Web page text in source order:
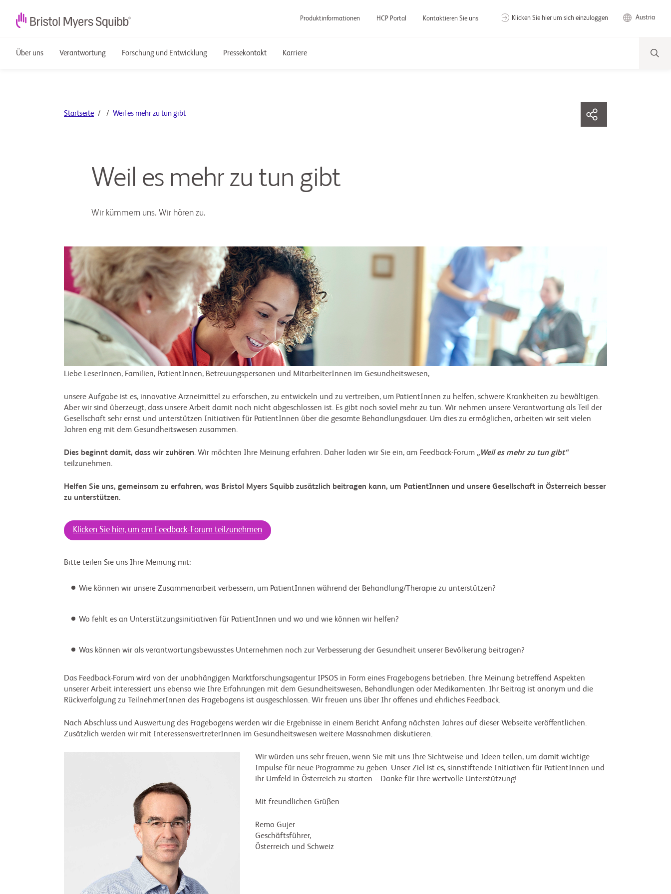
Produktinformationen HCP Portal Kontaktieren Sie uns Klicken Sie hier um sich einzuloggen Austria
Über uns Verantwortung Forschung und Entwicklung Pressekontakt Karriere
Startseite Weil es mehr zu tun gibt
Weil es mehr zu tun gibt
Wir kümmern uns. Wir hören zu.
Liebe LeserInnen, Familien, PatientInnen, Betreuungspersonen und MitarbeiterInnen im Gesundheitswesen,
unsere Aufgabe ist es, innovative Arzneimittel zu erforschen, zu entwickeln und zu vertreiben, um PatientInnen zu helfen, schwere Krankheiten zu bewältigen.
Aber wir sind überzeugt, dass unsere Arbeit damit noch nicht abgeschlossen ist. Es gibt noch soviel mehr zu tun. Wir nehmen unsere Verantwortung als Teil der
Gesellschaft sehr ernst und unterstützen Initiativen für PatientInnen über die gesamte Behandlungsdauer. Um dies zu ermöglichen, arbeiten wir seit vielen
Jahren eng mit dem Gesundheitswesen zusammen.
Dies beginnt damit, dass wir zuhören. Wir möchten Ihre Meinung erfahren. Daher laden wir Sie ein, am Feedback-Forum „Weil es mehr zu tun gibt“
teilzunehmen.
Helfen Sie uns, gemeinsam zu erfahren, was Bristol Myers Squibb zusätzlich beitragen kann, um PatientInnen und unsere Gesellschaft in Österreich besser
zu unterstützen.
Klicken Sie hier, um am Feedback-Forum teilzunehmen
Bitte teilen Sie uns Ihre Meinung mit:
Wie können wir unsere Zusammenarbeit verbessern, um PatientInnen während der Behandlung/Therapie zu unterstützen?
Wo fehlt es an Unterstützungsinitiativen für PatientInnen und wo und wie können wir helfen?
Was können wir als verantwortungsbewusstes Unternehmen noch zur Verbesserung der Gesundheit unserer Bevölkerung beitragen?
Das Feedback-Forum wird von der unabhängigen Marktforschungsagentur IPSOS in Form eines Fragebogens betrieben. Ihre Meinung betreffend Aspekten
unserer Arbeit interessiert uns ebenso wie Ihre Erfahrungen mit dem Gesundheitswesen, Behandlungen oder Medikamenten. Ihr Beitrag ist anonym und die
Rückverfolgung zu TeilnehmerInnen des Fragebogens ist ausgeschlossen. Wir freuen uns über Ihr offenes und ehrliches Feedback.
Nach Abschluss und Auswertung des Fragebogens werden wir die Ergebnisse in einem Bericht Anfang nächsten Jahres auf dieser Webseite veröffentlichen.
Zusätzlich werden wir mit InteressensvertreterInnen im Gesundheitswesen weitere Massnahmen diskutieren.
Wir würden uns sehr freuen, wenn Sie mit uns Ihre Sichtweise und Ideen teilen, um damit wichtige
Impulse für neue Programme zu geben. Unser Ziel ist es, sinnstiftende Initiativen für PatientInnen und
ihr Umfeld in Österreich zu starten – Danke für Ihre wertvolle Unterstützung!
Mit freundlichen Grüßen
Remo Gujer
Geschäftsführer,
Österreich und Schweiz